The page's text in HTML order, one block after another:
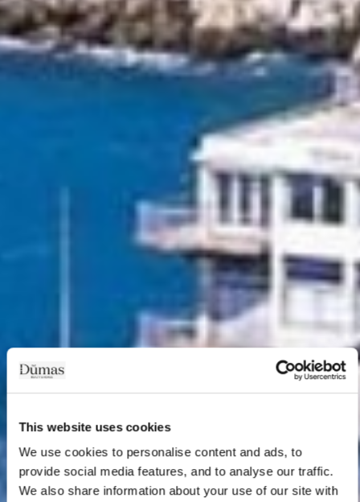
This website uses cookies
We use cookies to personalise content and ads, to
provide social media features, and to analyse our traffic.
We also share information about your use of our site with